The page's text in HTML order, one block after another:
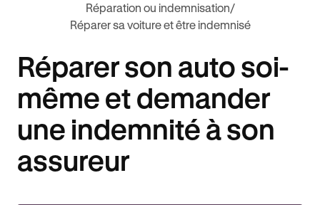
Réparation ou indemnisation/
Réparer sa voiture et être indemnisé
Réparer son auto soi-
même et demander
une indemnité à son
assureur